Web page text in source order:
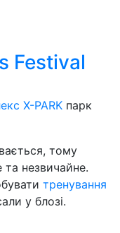
Festival
X-PARK парк
тому
незвичайне.
тренування
у блозі.